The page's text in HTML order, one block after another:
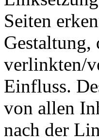
Seiten
Gestaltung,
verlinkten/
Einfluss.
von allen
nach der